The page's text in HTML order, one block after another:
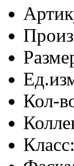
Кол-
Класс: